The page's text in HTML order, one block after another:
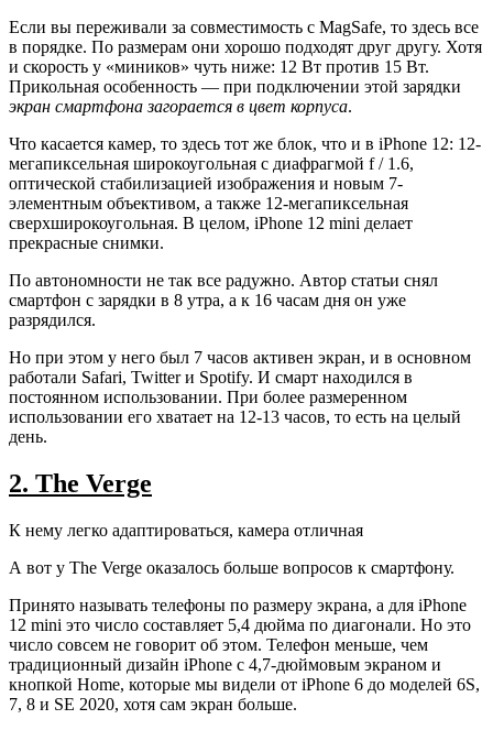
Если вы переживали за совместимость с MagSafe, то здесь все
в порядке. По размерам они хорошо подходят друг другу. Хотя
и скорость у «миников» чуть ниже: 12 Вт против 15 Вт.
Прикольная особенность — при подключении этой зарядки
экран смартфона загорается в цвет корпуса.
Что касается камер, то здесь тот же блок, что и в iPhone 12: 12-
мегапиксельная широкоугольная с диафрагмой f / 1.6,
оптической стабилизацией изображения и новым 7-
элементным объективом, а также 12-мегапиксельная
сверхширокоугольная. В целом, iPhone 12 mini делает
прекрасные снимки.
По автономности не так все радужно. Автор статьи снял
смартфон с зарядки в 8 утра, а к 16 часам дня он уже
разрядился.
Но при этом у него был 7 часов активен экран, и в основном
работали Safari, Twitter и Spotify. И смарт находился в
постоянном использовании. При более размеренном
использовании его хватает на 12-13 часов, то есть на целый
день.
2. The Verge
К нему легко адаптироваться, камера отличная
А вот у The Verge оказалось больше вопросов к смартфону.
Принято называть телефоны по размеру экрана, а для iPhone
12 mini это число составляет 5,4 дюйма по диагонали. Но это
число совсем не говорит об этом. Телефон меньше, чем
традиционный дизайн iPhone с 4,7-дюймовым экраном и
кнопкой Home, которые мы видели от iPhone 6 до моделей 6S,
7, 8 и SE 2020, хотя сам экран больше.